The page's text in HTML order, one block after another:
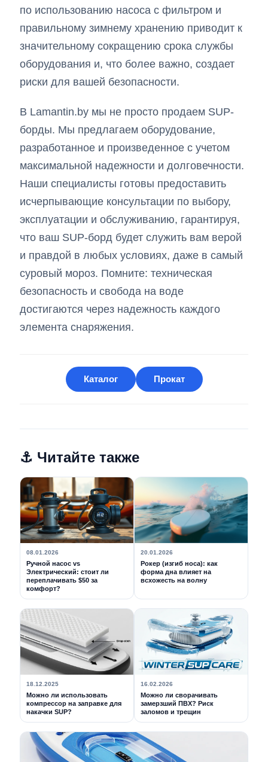
по использованию насоса с фильтром и
правильному зимнему хранению приводит к
значительному сокращению срока службы
оборудования и, что более важно, создает
риски для вашей безопасности.
В Lamantin.by мы не просто продаем SUP-
борды. Мы предлагаем оборудование,
разработанное и произведенное с учетом
максимальной надежности и долговечности.
Наши специалисты готовы предоставить
исчерпывающие консультации по выбору,
эксплуатации и обслуживанию, гарантируя,
что ваш SUP-борд будет служить вам верой
и правдой в любых условиях, даже в самый
суровый мороз. Помните: техническая
безопасность и свобода на воде
достигаются через надежность каждого
элемента снаряжения.
Каталог Прокат
⚓ Читайте также
08.01.2026
Ручной насос vs
Электрический: стоит ли
переплачивать $50 за
комфорт?
20.01.2026
Рокер (изгиб носа): как
форма дна влияет на
всхожесть на волну
18.12.2025
Можно ли использовать
компрессор на заправке для
накачки SUP?
16.02.2026
Можно ли сворачивать
замерзший ПВХ? Риск
заломов и трещин